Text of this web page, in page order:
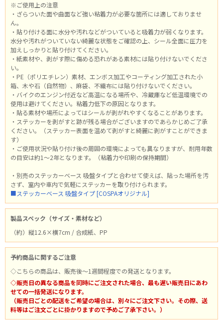
※ご使用上の注意
・ざらついた面や曲面など強い粘着力が必要な箇所には適しておりませ
ん。
・貼り付ける面に水分や汚れなどがついていると吸着力が弱くなります。
水分や汚れがついていない綺麗な状態をご確認の上、シール全面に圧力を
加えしっかりと貼り付けてください。
・紙素材や、剥がす際に傷める恐れがある素材には貼り付けないでくださ
い。
・PE（ポリエチレン）素材、エンボス加工やコーティング加工された小
箱、木や石（自然物）、麻袋、不織布には貼り付けないでください。
・バイクのエンジン付近など高温になる場所や、冷蔵庫など低温環境での
使用は避けてください。粘着力低下の原因となります。
・貼る素材や場所によってはシールが剥がれやすくなることがあります。
・ステッカーを剥がすと跡が残る場合がございますのであらかじめご了承
ください。（ステッカー表面を温めて剥がすと綺麗に剥がすことができま
す）
・ご使用状況や貼り付け後の周囲の環境によっても異なりますが、耐用年数
の目安は約1～2年となります。（粘着力や印刷の保持期間）
・別売のステッカーベース 吸盤タイプと合わせて使えば、貼った場所を汚
さず、室内や車内で気軽にステッカーを取り付けられます。
■ステッカーベース 吸盤タイプ [COSPAオリジナル]
製品スペック（サイズ・素材など）
（約）縦12.6×横7cm / 合成紙、PP
予約商品に関するご注意
◇こちらの商品は、販売後～1週間程度での発送となります。
◇販売日の異なる商品を同時にご注文された場合、最も遅い販売日にあわ
せての一括発送になります。
（販売日ごとの配送をご希望の場合は、別々にご注文下さい。その際、送
料等はご注文ごとに掛かりますので予めご了承下さい。）